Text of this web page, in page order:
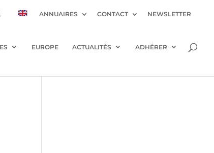
ANNUAIRES CONTACT NEWSLETTER
EUROPE ACTUALITÉS ADHÉRER